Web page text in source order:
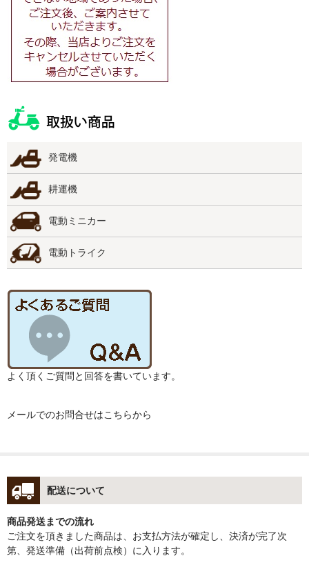
発電機
耕運機
電動ミニカー
電動トライク
よく頂くご質問と回答を書いています。
メールでのお問合せはこちらから
配送について
商品発送までの流れ
ご注文を頂きました商品は、お支払方法が確定し、決済が完了次
第、発送準備（出荷前点検）に入ります。